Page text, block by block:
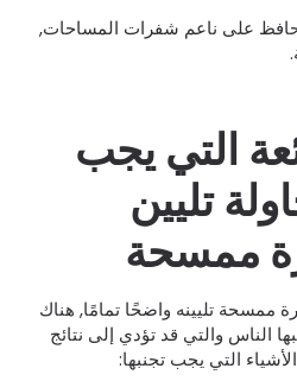
على ناعم شفرات المساحات,
التي يجب
تليين
ممسحة
تليينه واضحًا تمامًا, هناك
الناس والتي قد تؤدي إلى نتائج
التي يجب تجنبها: